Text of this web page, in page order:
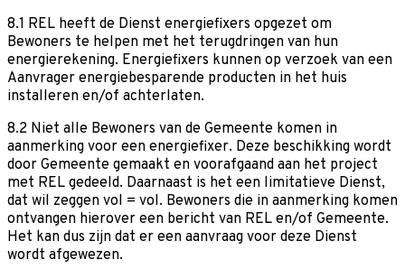
8.1 REL heeft de Dienst energiefixers opgezet om
Bewoners te helpen met het terugdringen van hun
energierekening. Energiefixers kunnen op verzoek van een
Aanvrager energiebesparende producten in het huis
installeren en/of achterlaten.
8.2 Niet alle Bewoners van de Gemeente komen in
aanmerking voor een energiefixer. Deze beschikking wordt
door Gemeente gemaakt en voorafgaand aan het project
met REL gedeeld. Daarnaast is het een limitatieve Dienst,
dat wil zeggen vol = vol. Bewoners die in aanmerking komen
ontvangen hierover een bericht van REL en/of Gemeente.
Het kan dus zijn dat er een aanvraag voor deze Dienst
wordt afgewezen.